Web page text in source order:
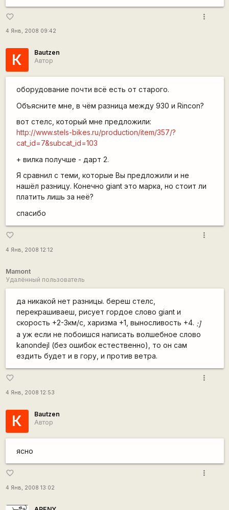
favorite_border
4 Янв, 2008 09:42
more_vert
К
Bautzen
Автор
оборудование почти всё есть от старого.
Объясните мне, в чём разница между 930 и Rincon?
вот стелс, который мне предложили:
http://www.stels-bikes.ru/production/item/357/?
cat_id=7&subcat_id=103
+ вилка получше - дарт 2.
Я сравнил с теми, которые Вы предложили и не
нашёл разницу. Конечно giant это марка, но стоит ли
платить лишь за неё?
спасибо
favorite_border
4 Янв, 2008 12:12
more_vert
Mamont
Удалённый пользователь
да никакой нет разницы. береш стелс,
перекрашиваеш, рисует гордое слово giant и
скорость +2-3км/с, харизма +1, выносливость +4. :]
а уж если не побоишся написать волшебное слово
kanondejl (без ошибок естественно), то он сам
ездить будет и в гору, и против ветра.
favorite_border
4 Янв, 2008 12:53
more_vert
К
Bautzen
Автор
ясно
favorite_border
4 Янв, 2008 13:02
more_vert